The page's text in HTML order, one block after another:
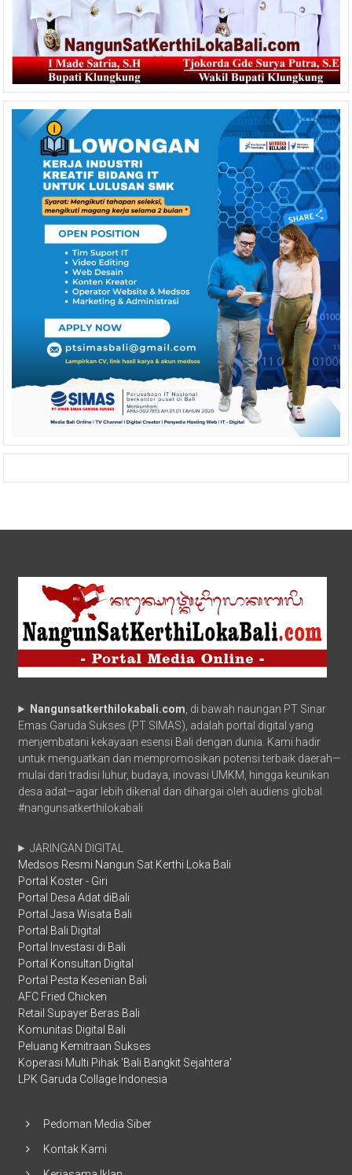
Nangunsatkerthilokabali.com , di bawah naungan PT Sinar
Emas Garuda Sukses (PT SIMAS), adalah portal digital yang
menjembatani kekayaan esensi Bali dengan dunia. Kami hadir
untuk menguatkan dan mempromosikan potensi terbaik daerah—
mulai dari tradisi luhur, budaya, inovasi UMKM, hingga keunikan
desa adat—agar lebih dikenal dan dihargai oleh audiens global.
#nangunsatkerthilokabali
JARINGAN DIGITAL
Medsos Resmi Nangun Sat Kerthi Loka Bali
Portal Koster - Giri
Portal Desa Adat diBali
Portal Jasa Wisata Bali
Portal Bali Digital
Portal Investasi di Bali
Portal Konsultan Digital
Portal Pesta Kesenian Bali
AFC Fried Chicken
Retail Supayer Beras Bali
Komunitas Digital Bali
Peluang Kemitraan Sukses
Koperasi Multi Pihak 'Bali Bangkit Sejahtera'
LPK Garuda Collage Indonesia
Pedoman Media Siber
Kontak Kami